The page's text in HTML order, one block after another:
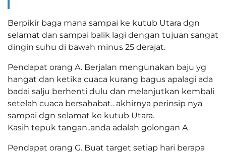
Berpikir baga mana sampai ke kutub Utara dgn
selamat dan sampai balik lagi dengan tujuan sangat
dingin suhu di bawah minus 25 derajat.
Pendapat orang A. Berjalan mengunakan baju yg
hangat dan ketika cuaca kurang bagus apalagi ada
badai salju berhenti dulu dan melanjutkan kembali
setelah cuaca bersahabat.. akhirnya perinsip nya
sampai dgn selamat ke kutub Utara.
Kasih tepuk tangan..anda adalah golongan A.
Pendapat orang G. Buat target setiap hari berapa